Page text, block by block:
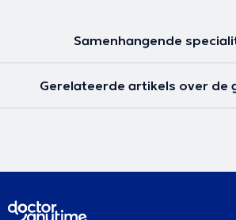
Samenhangende
Gerelateerde artikels over de